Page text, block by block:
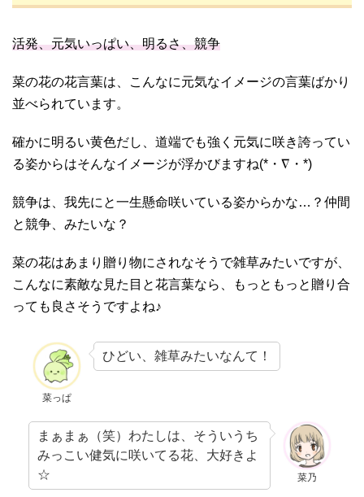
活発、元気いっぱい、明るさ、競争
菜の花の花言葉は、こんなに元気なイメージの言葉ばかり
並べられています。
確かに明るい黄色だし、道端でも強く元気に咲き誇ってい
る姿からはそんなイメージが浮かびますね(*・∇・*)
競争は、我先にと一生懸命咲いている姿からかな…？仲間
と競争、みたいな？
菜の花はあまり贈り物にされなそうで雑草みたいですが、
こんなに素敵な見た目と花言葉なら、もっともっと贈り合
っても良さそうですよね♪
菜っぱ
ひどい、雑草みたいなんて！
菜乃
まぁまぁ（笑）わたしは、そういうち
みっこい健気に咲いてる花、大好きよ
☆